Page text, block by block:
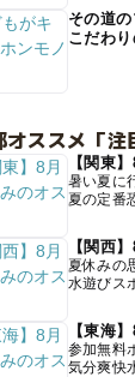
その道
こだわ
ススメ「注
【関東
暑い夏に
夏の定番
【関西
夏休みの
水遊びス
【東海
参加無料
気分爽快